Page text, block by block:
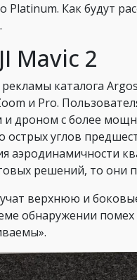
Platinum. Как будут
Mavic 2
каталога
и Pro.
и дроном с более
острых углов
аэродинамичности
решений, то они
верхнюю и
обнаружении помех